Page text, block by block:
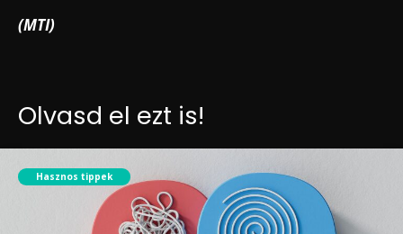
(MTI)
Olvasd el ezt is!
Hasznos tippek